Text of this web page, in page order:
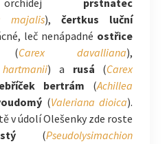
prstnatec
majalis),čertkus luční
leč nenápadné ostřice
Carex davalliana),
) a rusá (Carex
bertrám (Achillea
(Valeriana dioica).
v údolí Olešenky zde roste
(Pseudolysimachion